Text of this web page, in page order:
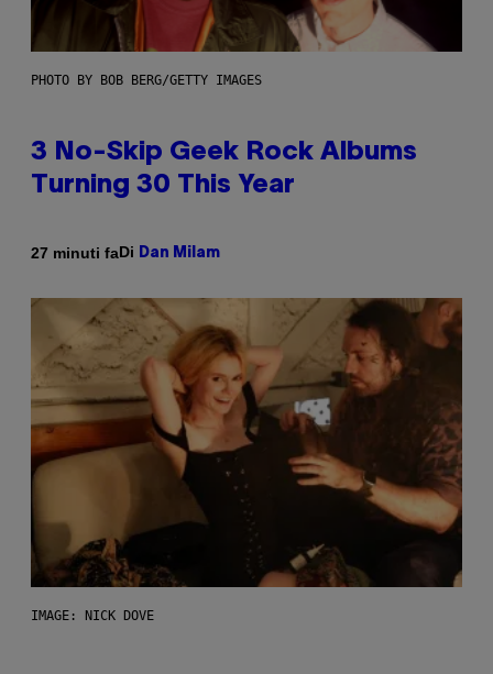
PHOTO BY BOB BERG/GETTY IMAGES
3 No-Skip Geek Rock Albums
Turning 30 This Year
27 minuti faDi Dan Milam
IMAGE: NICK DOVE